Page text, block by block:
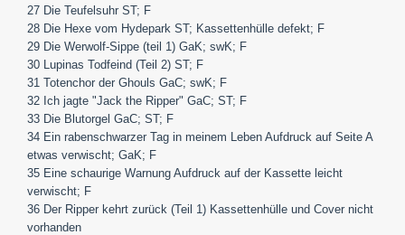
27 Die Teufelsuhr ST; F
28 Die Hexe vom Hydepark ST; Kassettenhülle defekt; F
29 Die Werwolf-Sippe (teil 1) GaK; swK; F
30 Lupinas Todfeind (Teil 2) ST; F
31 Totenchor der Ghouls GaC; swK; F
32 Ich jagte "Jack the Ripper" GaC; ST; F
33 Die Blutorgel GaC; ST; F
34 Ein rabenschwarzer Tag in meinem Leben Aufdruck auf Seite A
etwas verwischt; GaK; F
35 Eine schaurige Warnung Aufdruck auf der Kassette leicht
verwischt; F
36 Der Ripper kehrt zurück (Teil 1) Kassettenhülle und Cover nicht
vorhanden